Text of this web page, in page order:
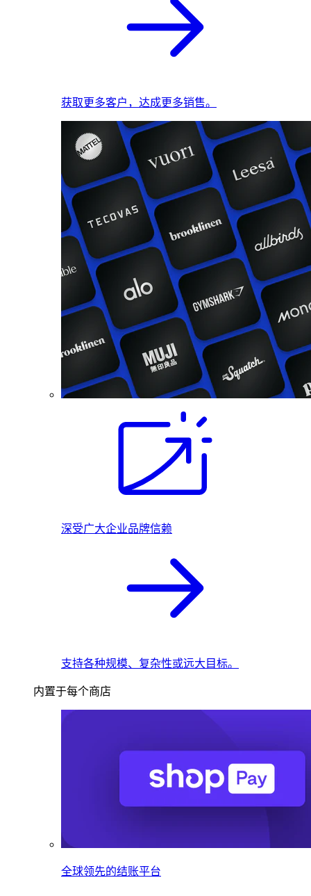
获取更多客户，达成更多销售。
深受广大企业品牌信赖
支持各种规模、复杂性或远大目标。
内置于每个商店
全球领先的结账平台